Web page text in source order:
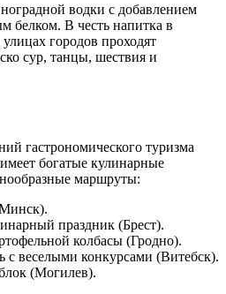
водки с добавлением
белком. В честь напитка в
городов проходят
сур, танцы, шествия и
гастрономического туризма
богатые кулинарные
маршруты:
праздник (Брест).
колбасы (Гродно).
веселыми конкурсами (Витебск).
(Могилев).